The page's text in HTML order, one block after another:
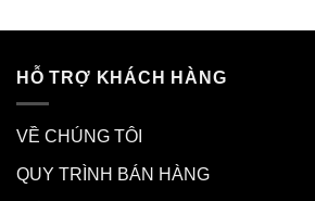
HỖ TRỢ KHÁCH HÀNG
VỀ CHÚNG TÔI
QUY TRÌNH BÁN HÀNG